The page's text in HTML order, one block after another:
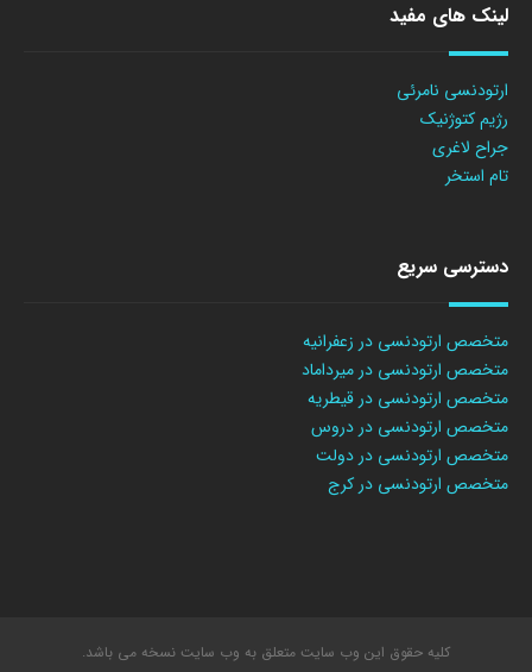
لینک های مفید
ارتودنسی نامرئی
رژیم کتوژنیک
جراح لاغری
تام استخر
دسترسی سریع
متخصص ارتودنسی در زعفرانیه
متخصص ارتودنسی در میرداماد
متخصص ارتودنسی در قیطریه
متخصص ارتودنسی در دروس
متخصص ارتودنسی در دولت
متخصص ارتودنسی در کرج
کلیه حقوق این وب سایت متعلق به وب سایت نسخه می باشد.